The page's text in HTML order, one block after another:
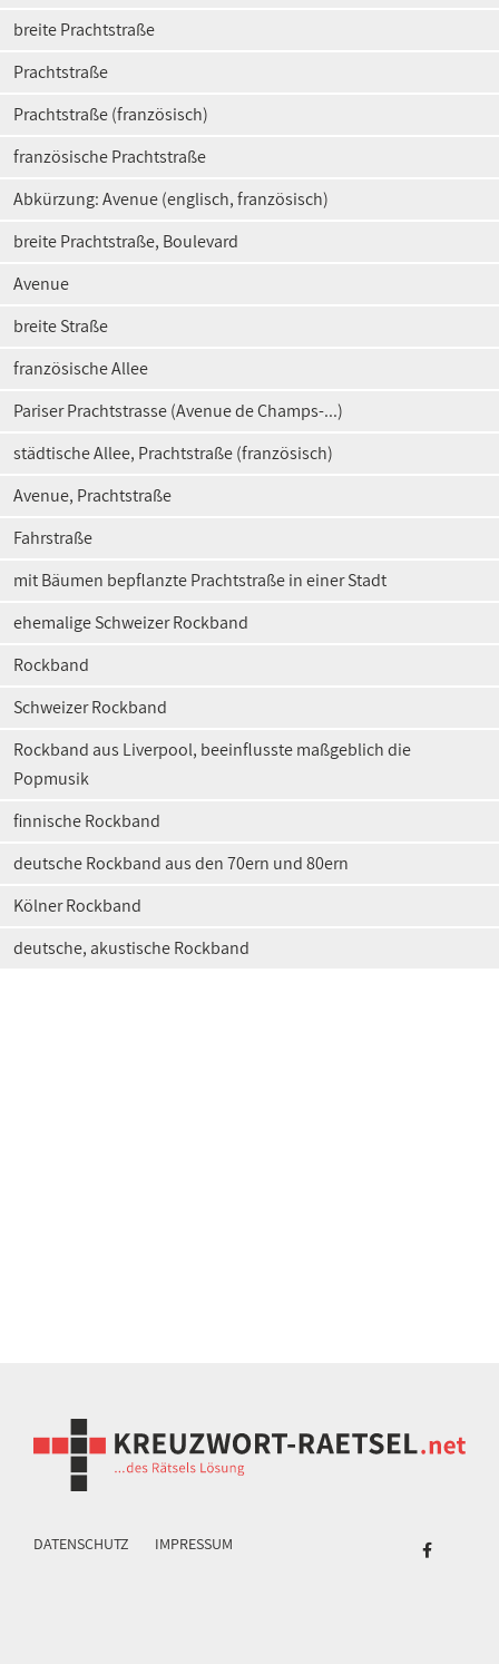
breite Prachtstraße
Prachtstraße
Prachtstraße (französisch)
französische Prachtstraße
Abkürzung: Avenue (englisch, französisch)
breite Prachtstraße, Boulevard
Avenue
breite Straße
französische Allee
Pariser Prachtstrasse (Avenue de Champs-...)
städtische Allee, Prachtstraße (französisch)
Avenue, Prachtstraße
Fahrstraße
mit Bäumen bepflanzte Prachtstraße in einer Stadt
ehemalige Schweizer Rockband
Rockband
Schweizer Rockband
Rockband aus Liverpool, beeinflusste maßgeblich die
Popmusik
finnische Rockband
deutsche Rockband aus den 70ern und 80ern
Kölner Rockband
deutsche, akustische Rockband
DATENSCHUTZ IMPRESSUM